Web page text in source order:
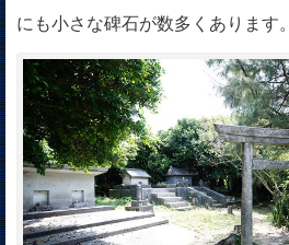
にも小さな碑石が数多くあります。